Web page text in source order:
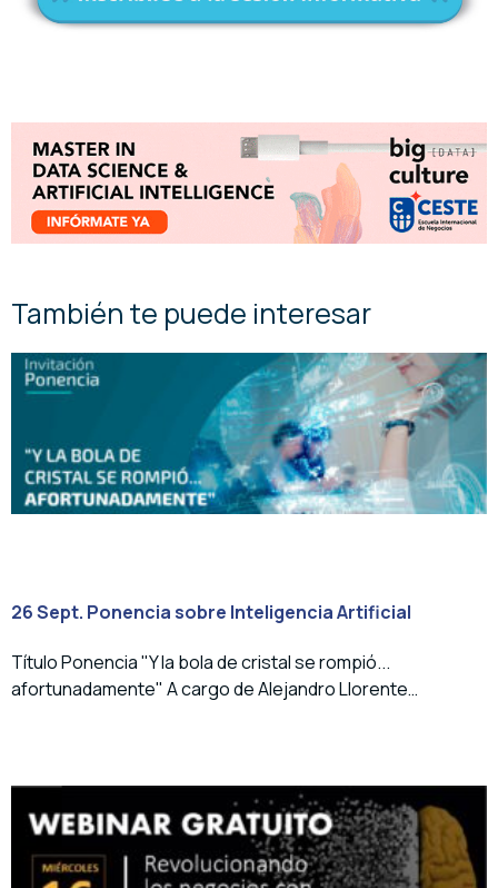
También te puede interesar
26 Sept. Ponencia sobre Inteligencia Artificial
Título Ponencia "Y la bola de cristal se rompió...
afortunadamente" A cargo de Alejandro Llorente…